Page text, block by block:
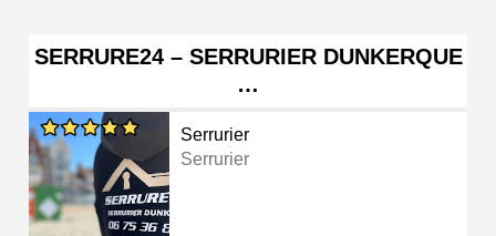
SERRURE24 – SERRURIER DUNKERQUE
…
Serrurier
Serrurier